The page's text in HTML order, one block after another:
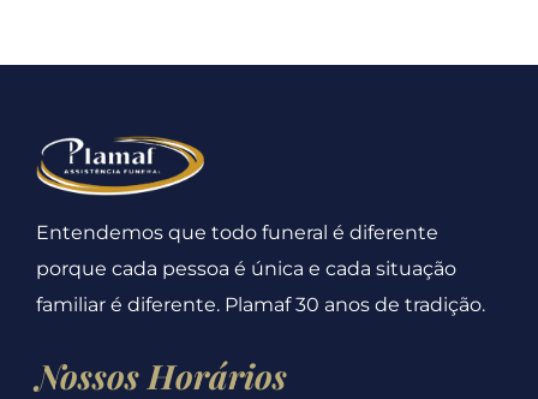
Entendemos que todo funeral é diferente
porque cada pessoa é única e cada situação
familiar é diferente. Plamaf 30 anos de tradição.
Nossos Horários